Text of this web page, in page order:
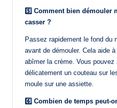
5️⃣ Comment bien démouler
casser ?
Passez rapidement le fond du
avant de démouler. Cela aide
abîmer la crème. Vous
délicatement un couteau sur
moule sur une assiette.
6️⃣ Combien de temps peut-